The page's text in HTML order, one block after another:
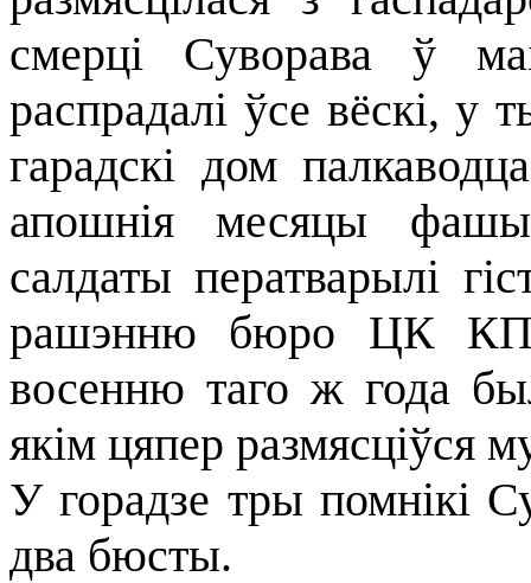
смерці Суворава ў
распрадалі ўсе вёскі, у
гарадскі дом
апошнія месяцы
салдаты ператварылі
рашэнню бюро ЦК
восенню таго ж года
якім цяпер размясціўся
У горадзе тры помнікі
два бюсты.